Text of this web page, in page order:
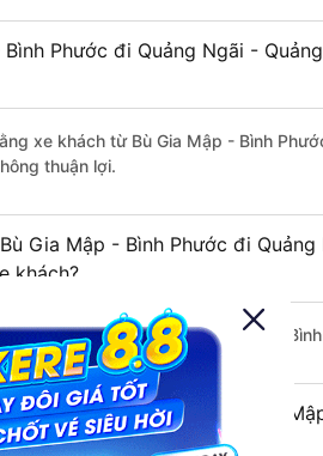
Phước đi Quảng Ngãi -
xe khách từ Bù Gia Mập - Bình
thuận lợi.
Gia Mập - Bình Phước đi
khách?
- Quảng Ngãi từ Bù Gia Mập -
chuyến xe khách Bù Gia